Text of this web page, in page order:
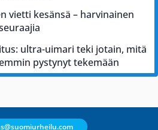
vietti kesänsä – harvinainen
ultra-uimari teki jotain, mitä
pystynyt tekemään